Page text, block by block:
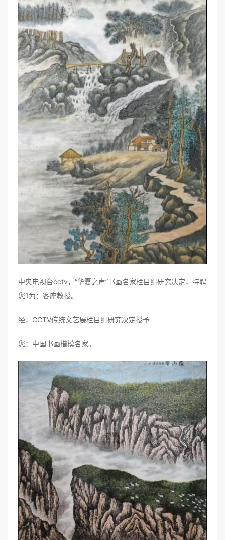
中央电视台cctv，“华夏之声”书画名家栏目组研究决定，特聘
您1为：客座教授。
经，CCTV传统文艺展栏目组研究决定授予
您：中国书画楷模名家。